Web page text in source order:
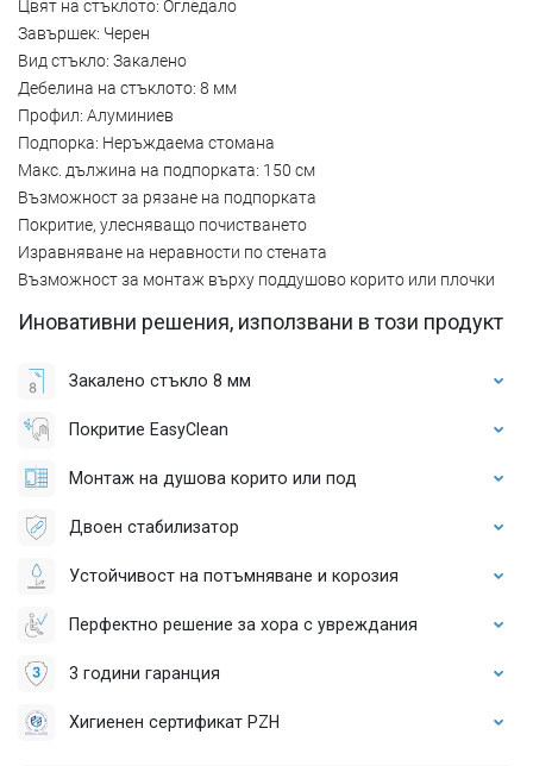
Цвят на стъклото: Огледало
Завършек: Черен
Вид стъкло: Закалено
Дебелина на стъклото: 8 мм
Профил: Алуминиев
Подпорка: Неръждаема стомана
Макс. дължина на подпорката: 150 см
Възможност за рязане на подпорката
Покритие, улесняващо почистването
Изравняване на неравности по стената
Възможност за монтаж върху поддушово корито или плочки
Иновативни решения, използвани в този продукт
Закалено стъкло 8 мм
Покритие EasyClean
Монтаж на душова корито или под
Двоен стабилизатор
Устойчивост на потъмняване и корозия
Перфектно решение за хора с увреждания
3 години гаранция
Хигиенен сертификат PZH